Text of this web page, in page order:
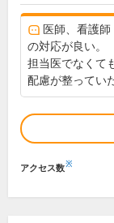
医師、看護師
の対応が良い。
担当医でなくて
配慮が整ってい
アクセス数※